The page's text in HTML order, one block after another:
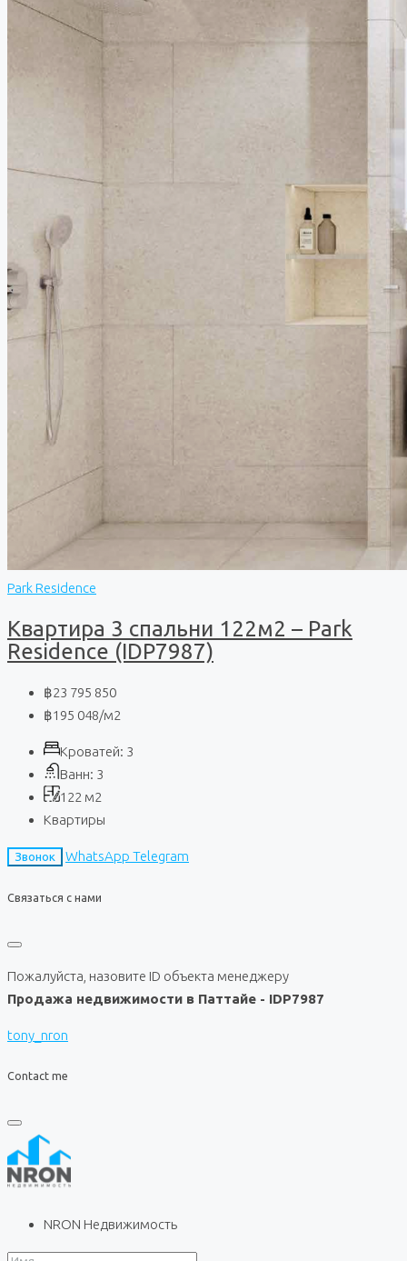
Park Residence
Квартира 3 спальни 122м2 – Park
Residence (IDP7987)
฿23 795 850
฿195 048/м2
Кроватей: 3
Ванн: 3
122 м2
Квартиры
Звонок WhatsApp Telegram
Связаться с нами
Пожалуйста, назовите ID объекта менеджеру
Продажа недвижимости в Паттайе - IDP7987
tony_nron
Contact me
NRON Недвижимость